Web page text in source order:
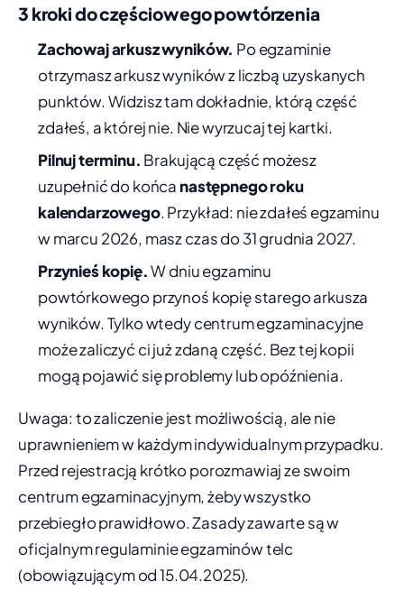
3 kroki do częściowego powtórzenia
Zachowaj arkusz wyników. Po egzaminie
otrzymasz arkusz wyników z liczbą uzyskanych
punktów. Widzisz tam dokładnie, którą część
zdałeś, a której nie. Nie wyrzucaj tej kartki.
Pilnuj terminu. Brakującą część możesz
uzupełnić do końca następnego roku
kalendarzowego. Przykład: nie zdałeś egzaminu
w marcu 2026, masz czas do 31 grudnia 2027.
Przynieś kopię.W dniu egzaminu
powtórkowego przynoś kopię starego arkusza
wyników. Tylko wtedy centrum egzaminacyjne
może zaliczyć ci już zdaną część. Bez tej kopii
mogą pojawić się problemy lub opóźnienia.
Uwaga: to zaliczenie jest możliwością, ale nie
uprawnieniem w każdym indywidualnym przypadku.
Przed rejestracją krótko porozmawiaj ze swoim
centrum egzaminacyjnym, żeby wszystko
przebiegło prawidłowo. Zasady zawarte są w
oficjalnym regulaminie egzaminów telc
(obowiązującym od 15.04.2025).